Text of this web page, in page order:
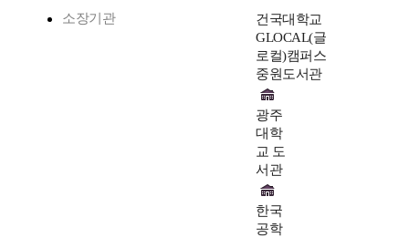
소장기관
건국대학교
GLOCAL(글
로컬)캠퍼스
중원도서관
광주
대학
교 도
서관
한국
공학